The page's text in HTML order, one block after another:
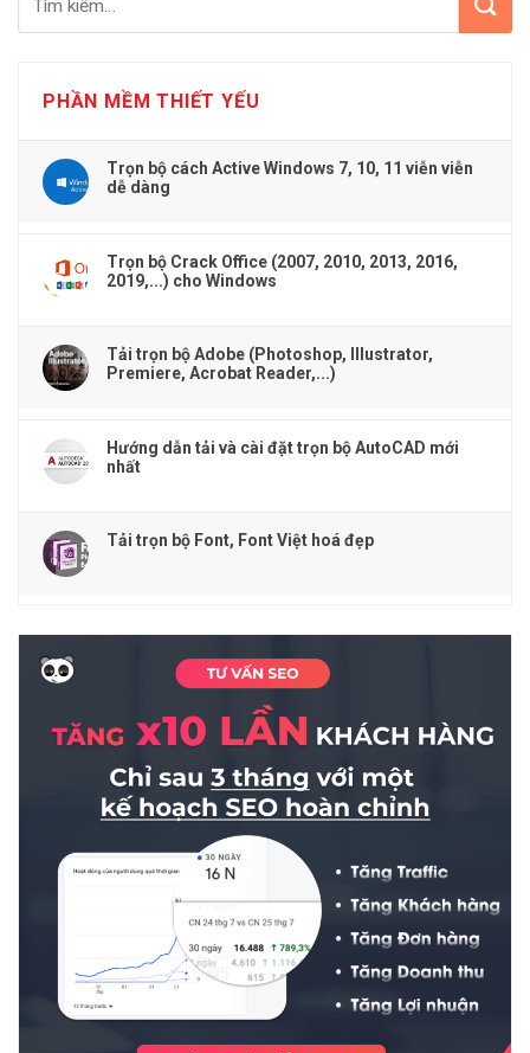
PHẦN MỀM THIẾT YẾU
Trọn bộ cách Active Windows 7, 10, 11 viễn viễn
dễ dàng
Trọn bộ Crack Office (2007, 2010, 2013, 2016,
2019,...) cho Windows
Tải trọn bộ Adobe (Photoshop, Illustrator,
Premiere, Acrobat Reader,...)
Hướng dẫn tải và cài đặt trọn bộ AutoCAD mới
nhất
Tải trọn bộ Font, Font Việt hoá đẹp